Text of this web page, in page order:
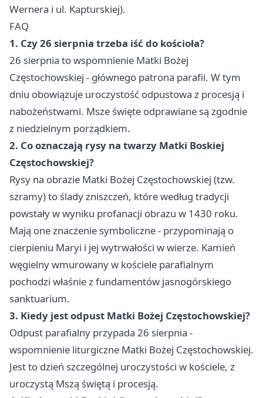
Wernera i ul. Kapturskiej).
FAQ
1. Czy 26 sierpnia trzeba iść do kościoła?
26 sierpnia to wspomnienie Matki Bożej
Częstochowskiej - głównego patrona parafii. W tym
dniu obowiązuje uroczystość odpustowa z procesją i
nabożeństwami. Msze święte odprawiane są zgodnie
z niedzielnym porządkiem.
2. Co oznaczają rysy na twarzy Matki Boskiej
Częstochowskiej?
Rysy na obrazie Matki Bożej Częstochowskiej (tzw.
szramy) to ślady zniszczeń, które według tradycji
powstały w wyniku profanacji obrazu w 1430 roku.
Mają one znaczenie symboliczne - przypominają o
cierpieniu Maryi i jej wytrwałości w wierze. Kamień
węgielny wmurowany w kościele parafialnym
pochodzi właśnie z fundamentów jasnogórskiego
sanktuarium.
3. Kiedy jest odpust Matki Bożej Częstochowskiej?
Odpust parafialny przypada 26 sierpnia -
wspomnienie liturgiczne Matki Bożej Częstochowskiej.
Jest to dzień szczególnej uroczystości w kościele, z
uroczystą Mszą świętą i procesją.